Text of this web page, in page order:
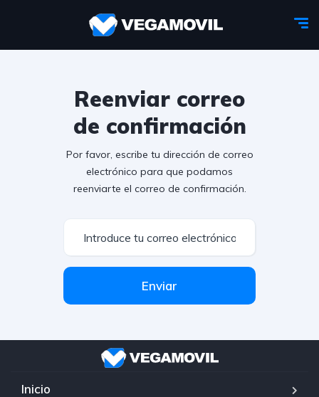
Reenviar correo
de confirmación
Por favor, escribe tu dirección de correo
electrónico para que podamos
reenviarte el correo de confirmación.
Enviar
Inicio